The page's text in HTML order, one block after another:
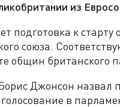
из
подготовка к
союза.
общин британского
Джонсон назвал
в